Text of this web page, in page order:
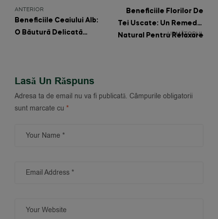
ANTERIOR
Beneficiile Ceaiului Alb:
O Băutură Delicată
URMĂTORUL
Beneficiile Florilor De
Tei Uscate: Un Remediu
Natural Pentru Relaxare
Lasă Un Răspuns
Adresa ta de email nu va fi publicată. Câmpurile obligatorii
sunt marcate cu *